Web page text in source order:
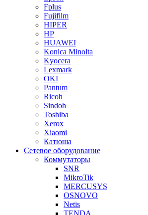
Fplus
Fujifilm
HIPER
HP
HUAWEI
Konica Minolta
Kyocera
Lexmark
OKI
Pantum
Ricoh
Sindoh
Toshiba
Xerox
Xiaomi
Катюша
Сетевое оборудование
Коммутаторы
SNR
MikroTik
MERCUSYS
OSNOVO
Netis